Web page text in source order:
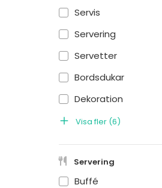
Servis
Servering
Servetter
Bordsdukar
Dekoration
Visa fler (6)
Servering
Buffé